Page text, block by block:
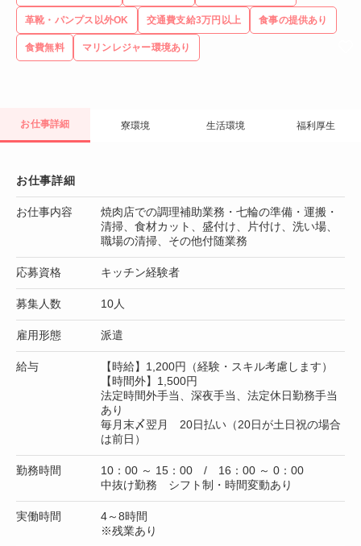
革靴・パンプス以外OK 交通費支給3万円以上 食事の提供あり
食費無料 マリンレジャー環境あり
お仕事詳細 寮環境 生活環境 福利厚生
お仕事詳細
お仕事内容
焼肉店での調理補助業務・七輪の準備・運搬・
清掃、食材カット、盛付け、片付け、洗い場、
職場の清掃、その他付随業務
応募資格 キッチン経験者
募集人数 10人
雇用形態 派遣
給与
【時給】1,200円（経験・スキル考慮します）
【時間外】1,500円
法定時間外手当、深夜手当、法定休日勤務手当
あり
毎月末〆翌月 20日払い（20日が土日祝の場合
は前日）
勤務時間
10：00 ～ 15：00 / 16：00 ～ 0：00
中抜け勤務 シフト制・時間変動あり
実働時間
4～8時間
※残業あり